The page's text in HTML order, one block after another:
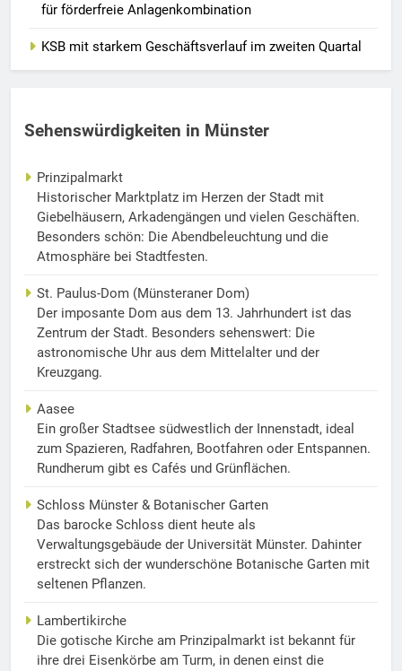
für förderfreie Anlagenkombination
KSB mit starkem Geschäftsverlauf im zweiten Quartal
Sehenswürdigkeiten in Münster
Prinzipalmarkt
Historischer Marktplatz im Herzen der Stadt mit
Giebelhäusern, Arkadengängen und vielen Geschäften.
Besonders schön: Die Abendbeleuchtung und die
Atmosphäre bei Stadtfesten.
St. Paulus-Dom (Münsteraner Dom)
Der imposante Dom aus dem 13. Jahrhundert ist das
Zentrum der Stadt. Besonders sehenswert: Die
astronomische Uhr aus dem Mittelalter und der
Kreuzgang.
Aasee
Ein großer Stadtsee südwestlich der Innenstadt, ideal
zum Spazieren, Radfahren, Bootfahren oder Entspannen.
Rundherum gibt es Cafés und Grünflächen.
Schloss Münster & Botanischer Garten
Das barocke Schloss dient heute als
Verwaltungsgebäude der Universität Münster. Dahinter
erstreckt sich der wunderschöne Botanische Garten mit
seltenen Pflanzen.
Lambertikirche
Die gotische Kirche am Prinzipalmarkt ist bekannt für
ihre drei Eisenkörbe am Turm, in denen einst die